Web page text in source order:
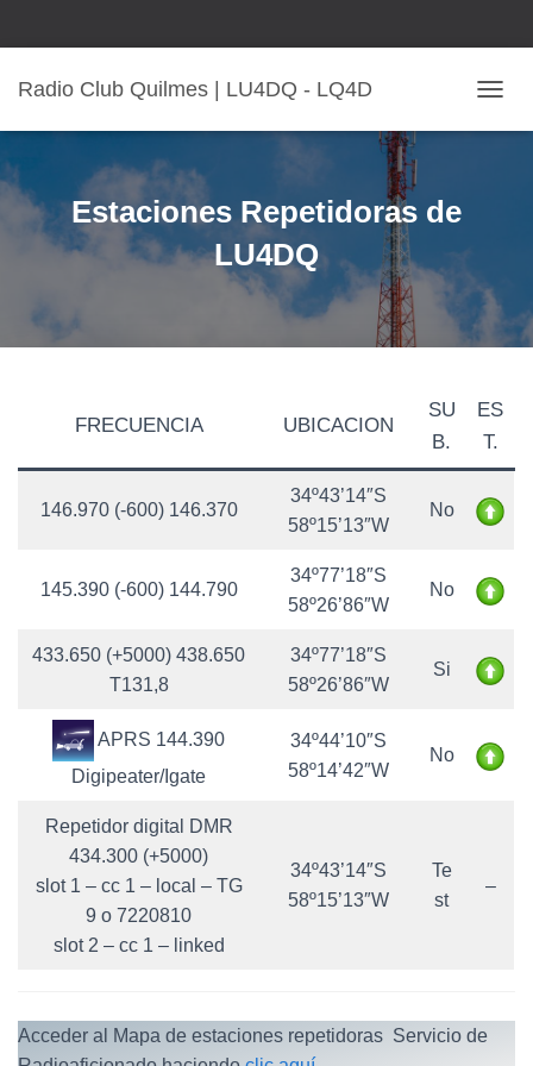
Radio Club Quilmes | LU4DQ - LQ4D
A
O
N
V
E
A
Ó
N
Estaciones Repetidoras de
LU4DQ
FRECUENCIA UBICACION
SU
B.
ES
T.
146.970 (-600) 146.370
34º43’14″S
58º15’13″W
No
145.390 (-600) 144.790
34º77’18″S
58º26’86″W
No
433.650 (+5000) 438.650
T131,8
34º77’18″S
58º26’86″W
Si
APRS 144.390
Digipeater/Igate
34º44’10″S
58º14’42″W
No
Repetidor digital DMR
434.300 (+5000)
slot 1 – cc 1 – local – TG
9 o 7220810
slot 2 – cc 1 – linked
34º43’14″S
58º15’13″W
Te
st
–
Acceder al Mapa de estaciones repetidoras Servicio de